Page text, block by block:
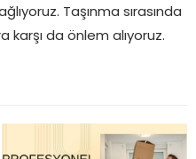
Taşınma sırasında
karşı da önlem alıyoruz.